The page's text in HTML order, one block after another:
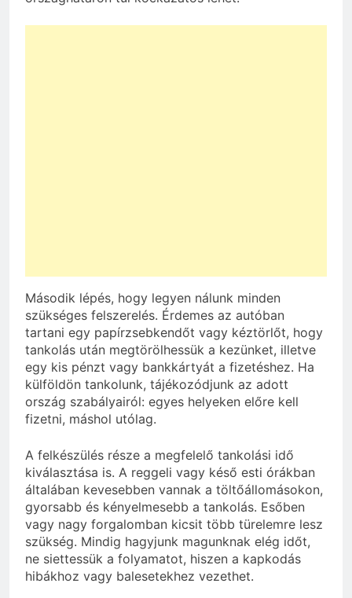
Második lépés, hogy legyen nálunk minden
szükséges felszerelés. Érdemes az autóban
tartani egy papírzsebkendőt vagy kéztörlőt, hogy
tankolás után megtörölhessük a kezünket, illetve
egy kis pénzt vagy bankkártyát a fizetéshez. Ha
külföldön tankolunk, tájékozódjunk az adott
ország szabályairól: egyes helyeken előre kell
fizetni, máshol utólag.
A felkészülés része a megfelelő tankolási idő
kiválasztása is. A reggeli vagy késő esti órákban
általában kevesebben vannak a töltőállomásokon,
gyorsabb és kényelmesebb a tankolás. Esőben
vagy nagy forgalomban kicsit több türelemre lesz
szükség. Mindig hagyjunk magunknak elég időt,
ne siettessük a folyamatot, hiszen a kapkodás
hibákhoz vagy balesetekhez vezethet.